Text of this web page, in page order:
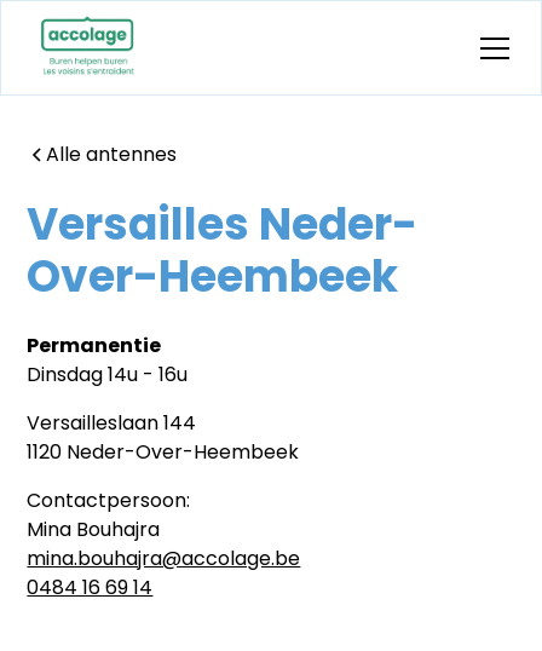
Alle antennes
Versailles Neder-
Over-Heembeek
Permanentie
Dinsdag 14u - 16u
Versailleslaan 144
1120 Neder-Over-Heembeek
Contactpersoon:
Mina Bouhajra
mina.bouhajra@accolage.be
0484 16 69 14